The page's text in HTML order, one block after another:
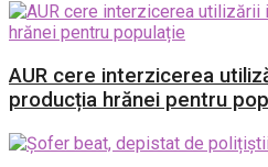
AUR cere interzicerea
producția hrănei pentru